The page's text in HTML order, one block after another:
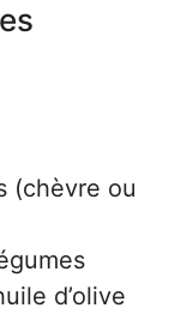
(chèvre ou
d’olive